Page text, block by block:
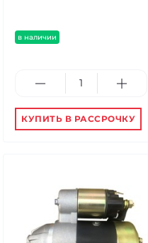
в наличии
КУПИТЬ В РАССРОЧКУ